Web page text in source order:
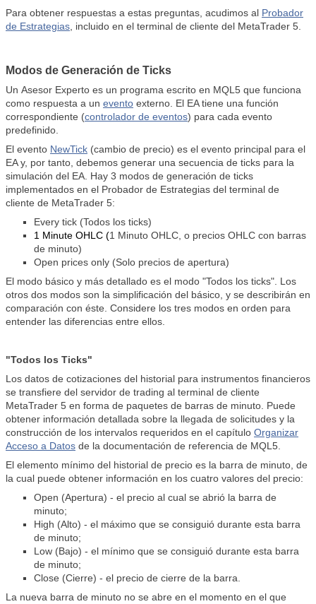
Para obtener respuestas a estas preguntas, acudimos al Probador
de Estrategias , incluido en el terminal de cliente del MetaTrader 5.
Modos de Generación de Ticks
Un Asesor Experto es un programa escrito en MQL5 que funciona
como respuesta a un evento externo. El EA tiene una función
correspondiente (controlador de eventos) para cada evento
predefinido.
El evento NewTick (cambio de precio) es el evento principal para el
EA y, por tanto, debemos generar una secuencia de ticks para la
simulación del EA. Hay 3 modos de generación de ticks
implementados en el Probador de Estrategias del terminal de
cliente de MetaTrader 5:
Every tick (Todos los ticks)
1 Minute OHLC (1 Minuto OHLC, o precios OHLC con barras
de minuto)
Open prices only (Solo precios de apertura)
El modo básico y más detallado es el modo "Todos los ticks". Los
otros dos modos son la simplificación del básico, y se describirán en
comparación con éste. Considere los tres modos en orden para
entender las diferencias entre ellos.
"Todos los Ticks"
Los datos de cotizaciones del historial para instrumentos financieros
se transfiere del servidor de trading al terminal de cliente
MetaTrader 5 en forma de paquetes de barras de minuto. Puede
obtener información detallada sobre la llegada de solicitudes y la
construcción de los intervalos requeridos en el capítulo Organizar
Acceso a Datos de la documentación de referencia de MQL5.
El elemento mínimo del historial de precio es la barra de minuto, de
la cual puede obtener información en los cuatro valores del precio:
Open (Apertura) - el precio al cual se abrió la barra de
minuto;
High (Alto) - el máximo que se consiguió durante esta barra
de minuto;
Low (Bajo) - el mínimo que se consiguió durante esta barra
de minuto;
Close (Cierre) - el precio de cierre de la barra.
La nueva barra de minuto no se abre en el momento en el que